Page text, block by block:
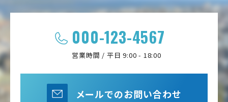
000-123-4567
営業時間 / 平日 9:00 - 18:00
メールでのお問い合わせ